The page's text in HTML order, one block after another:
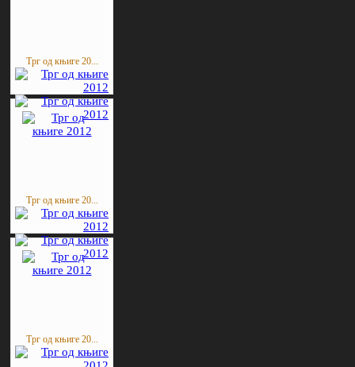
Трг од књиге 20...
Трг од књиге 20...
Трг од књиге 20...